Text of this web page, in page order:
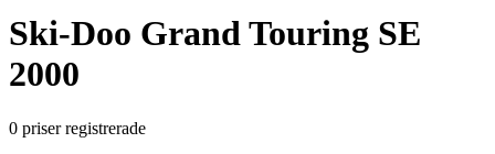
Ski-Doo Grand Touring SE
2000
0 priser registrerade